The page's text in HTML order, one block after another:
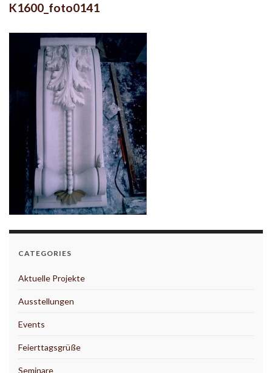
K1600_foto0141
CATEGORIES
Aktuelle Projekte
Ausstellungen
Events
Feierttagsgrüße
Seminare